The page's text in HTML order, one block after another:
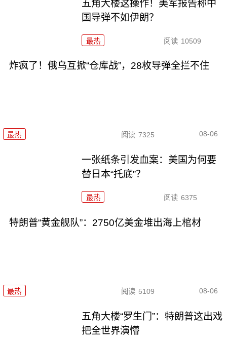
五角大楼这操作！美军报告称中
国导弹不如伊朗？
最热 阅读 10509
炸疯了！俄乌互掀“仓库战”，28枚导弹全拦不住
最热 阅读 7325 08-06
一张纸条引发血案：美国为何要
替日本“托底”？
最热 阅读 6375
特朗普“黄金舰队”：2750亿美金堆出海上棺材
最热 阅读 5109 08-06
五角大楼“罗生门”：特朗普这出戏
把全世界演懵